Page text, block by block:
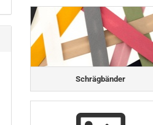
Schrägbänder